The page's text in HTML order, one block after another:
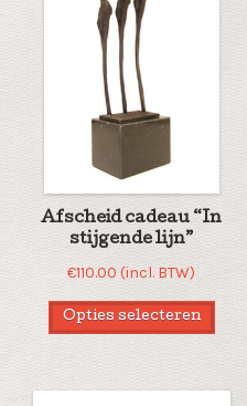
Afscheid cadeau “In
stijgende lijn”
€110.00 (incl. BTW)
Opties selecteren